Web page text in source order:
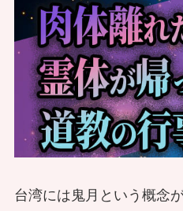
台湾には鬼月という概念